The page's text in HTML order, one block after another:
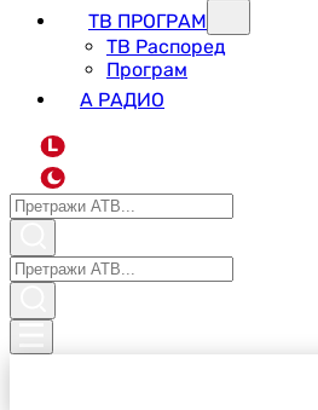
ТВ ПРОГРАМ
ТВ Распоред
Програм
А РАДИО
L